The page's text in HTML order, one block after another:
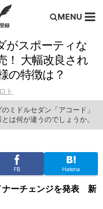
登録
MENU
がスポーティな
！ 大幅改良され
の特徴は？
ト
ミドルセダン「アコード」
は何が違うのでしょうか。
FB Hatena
ナーチェンジを発表 新